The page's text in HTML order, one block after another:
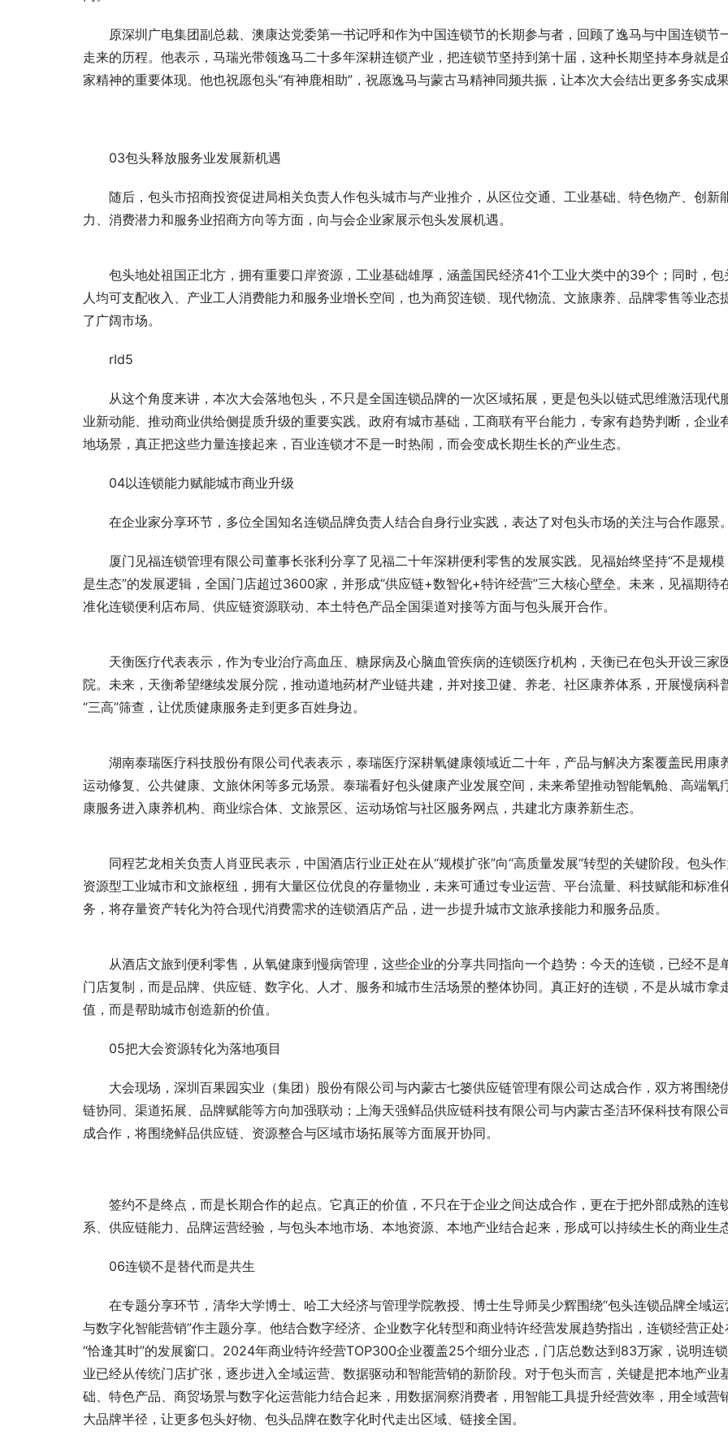
原深圳广电集团副总裁、澳康达党委第一书记呼和作为中国连锁节的长期参与者，回顾了逸马与中国连锁节
走来的历程。他表示，马瑞光带领逸马二十多年深耕连锁产业，把连锁节坚持到第十届，这种长期坚持本身就是
家精神的重要体现。他也祝愿包头“有神鹿相助”，祝愿逸马与蒙古马精神同频共振，让本次大会结出更多务实成果
03包头释放服务业发展新机遇
随后，包头市招商投资促进局相关负责人作包头城市与产业推介，从区位交通、工业基础、特色物产、创新
力、消费潜力和服务业招商方向等方面，向与会企业家展示包头发展机遇。
包头地处祖国正北方，拥有重要口岸资源，工业基础雄厚，涵盖国民经济41个工业大类中的39个；同时，包
人均可支配收入、产业工人消费能力和服务业增长空间，也为商贸连锁、现代物流、文旅康养、品牌零售等业态
了广阔市场。
rId5
从这个角度来讲，本次大会落地包头，不只是全国连锁品牌的一次区域拓展，更是包头以链式思维激活现代
业新动能、推动商业供给侧提质升级的重要实践。政府有城市基础，工商联有平台能力，专家有趋势判断，企业
地场景，真正把这些力量连接起来，百业连锁才不是一时热闹，而会变成长期生长的产业生态。
04以连锁能力赋能城市商业升级
在企业家分享环节，多位全国知名连锁品牌负责人结合自身行业实践，表达了对包头市场的关注与合作愿景。
厦门见福连锁管理有限公司董事长张利分享了见福二十年深耕便利零售的发展实践。见福始终坚持“不是规模
是生态”的发展逻辑，全国门店超过3600家，并形成“供应链+数智化+特许经营”三大核心壁垒。未来，见福期待
准化连锁便利店布局、供应链资源联动、本土特色产品全国渠道对接等方面与包头展开合作。
天衡医疗代表表示，作为专业治疗高血压、糖尿病及心脑血管疾病的连锁医疗机构，天衡已在包头开设三家
院。未来，天衡希望继续发展分院，推动道地药材产业链共建，并对接卫健、养老、社区康养体系，开展慢病科
“三高”筛查，让优质健康服务走到更多百姓身边。
湖南泰瑞医疗科技股份有限公司代表表示，泰瑞医疗深耕氧健康领域近二十年，产品与解决方案覆盖民用康养
运动修复、公共健康、文旅休闲等多元场景。泰瑞看好包头健康产业发展空间，未来希望推动智能氧舱、高端氧
康服务进入康养机构、商业综合体、文旅景区、运动场馆与社区服务网点，共建北方康养新生态。
同程艺龙相关负责人肖亚民表示，中国酒店行业正处在从“规模扩张”向“高质量发展”转型的关键阶段。包头
资源型工业城市和文旅枢纽，拥有大量区位优良的存量物业，未来可通过专业运营、平台流量、科技赋能和标准
务，将存量资产转化为符合现代消费需求的连锁酒店产品，进一步提升城市文旅承接能力和服务品质。
从酒店文旅到便利零售，从氧健康到慢病管理，这些企业的分享共同指向一个趋势：今天的连锁，已经不是
门店复制，而是品牌、供应链、数字化、人才、服务和城市生活场景的整体协同。真正好的连锁，不是从城市拿
值，而是帮助城市创造新的价值。
05把大会资源转化为落地项目
大会现场，深圳百果园实业（集团）股份有限公司与内蒙古七篓供应链管理有限公司达成合作，双方将围绕
链协同、渠道拓展、品牌赋能等方向加强联动；上海天强鲜品供应链科技有限公司与内蒙古圣洁环保科技有限公
成合作，将围绕鲜品供应链、资源整合与区域市场拓展等方面展开协同。
签约不是终点，而是长期合作的起点。它真正的价值，不只在于企业之间达成合作，更在于把外部成熟的连
系、供应链能力、品牌运营经验，与包头本地市场、本地资源、本地产业结合起来，形成可以持续生长的商业生态
06连锁不是替代而是共生
在专题分享环节，清华大学博士、哈工大经济与管理学院教授、博士生导师吴少辉围绕“包头连锁品牌全域运
与数字化智能营销”作主题分享。他结合数字经济、企业数字化转型和商业特许经营发展趋势指出，连锁经营正处
“恰逢其时”的发展窗口。2024年商业特许经营TOP300企业覆盖25个细分业态，门店总数达到83万家，说明连
业已经从传统门店扩张，逐步进入全域运营、数据驱动和智能营销的新阶段。对于包头而言，关键是把本地产业
础、特色产品、商贸场景与数字化运营能力结合起来，用数据洞察消费者，用智能工具提升经营效率，用全域营
大品牌半径，让更多包头好物、包头品牌在数字化时代走出区域、链接全国。